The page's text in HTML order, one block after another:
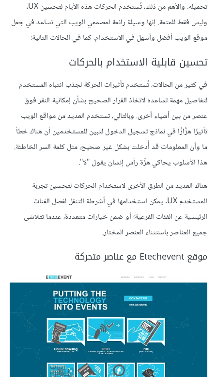
تحميله. والأهم من ذلك، تُستخدم الحركات هذه الأيام لتحسين UX،
وليس فقط للمتعة. إنها وسيلة رائعة لمصممي الويب التي تساعد في جعل
موقع الويب أفضل وأسهل في الاستخدام. كما في الحالات التالية:
تحسين قابلية الاستخدام بالحركات
في كثير من الحالات، تُستخدم تأثيرات الحركة لجذب انتباه المستخدم
لتفاصيل مهمة تساعده لاتخاذ القرار الصحيح بشأن إمكانية النقر فوق
عنصر من بين أشياء أخرى. وبالتالي، تستخدم العديد من مواقع الويب
تأثيرًا هزَّازًا في نماذج تسجيل الدخول لتبين للمستخدمين أن هناك خطأ
ما وأن المعلومات قد أُدخلت بشكل غير صحيح، مثل كلمة السر الخاطئة.
هذا الأسلوب يحاكي هزِّة رأس إنسان يقول "لا".
هناك العديد من الطرق الأخرى لاستخدام الحركات لتحسين تجربة
المستخدم UX. يمكن استخدامها في أشرطة التنقل لفصل الفئات
الرئيسية عن الفئات الفرعية؛ أو ضمن خيارات متعددة، عندما تتلاشى
جميع العناصر باستثناء العنصر المختار.
موقع Etechevent مع عناصر متحركة